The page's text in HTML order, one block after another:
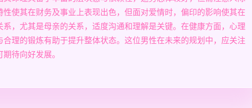
使其在财务及事业上表现出色，但面对爱情时，偏印的影响使其在
，尤其是母亲的关系，适度沟通和理解是关键。在健康方面，心理
理的锻炼有助于提升整体状态。这位男性在未来的规划中，应关注
待向好发展。